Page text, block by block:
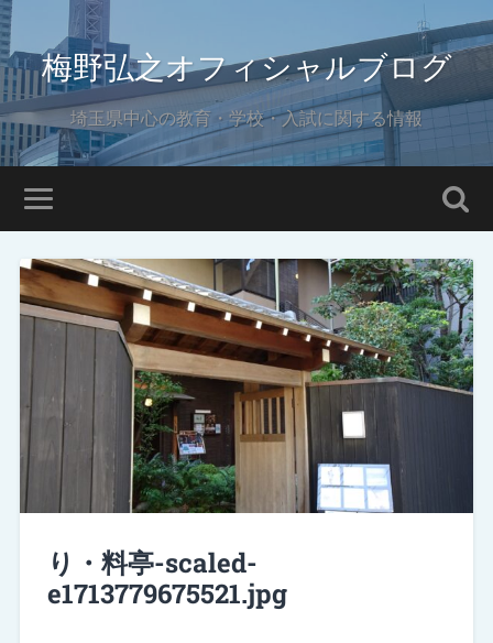
梅野弘之オフィシャルブログ
埼玉県中心の教育・学校・入試に関する情報
り・料亭-scaled-
e1713779675521.jpg